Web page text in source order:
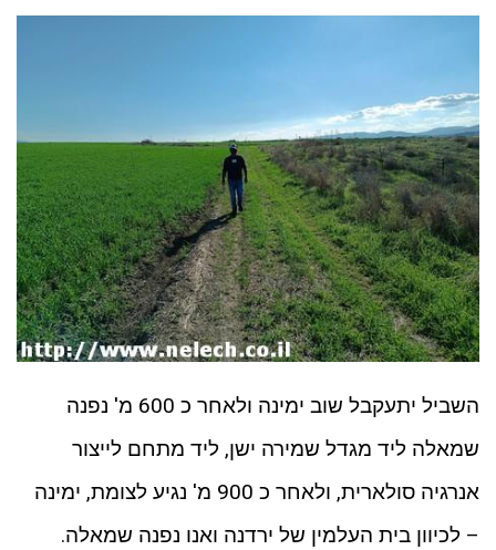
השביל יתעקבל שוב ימינה ולאחר כ 600 מ' נפנה
שמאלה ליד מגדל שמירה ישן, ליד מתחם לייצור
אנרגיה סולארית, ולאחר כ 900 מ' נגיע לצומת, ימינה
– לכיוון בית העלמין של ירדנה ואנו נפנה שמאלה.